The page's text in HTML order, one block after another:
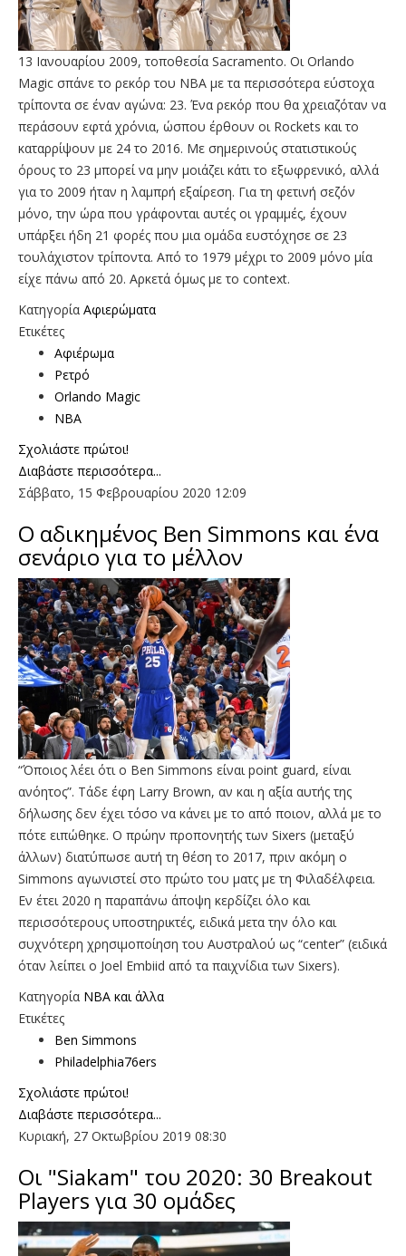
13 Ιανουαρίου 2009, τοποθεσία Sacramento. Οι Orlando
Magic σπάνε το ρεκόρ του ΝΒΑ με τα περισσότερα εύστοχα
τρίποντα σε έναν αγώνα: 23. Ένα ρεκόρ που θα χρειαζόταν να
περάσουν εφτά χρόνια, ώσπου έρθουν οι Rockets και το
καταρρίψουν με 24 το 2016. Με σημερινούς στατιστικούς
όρους το 23 μπορεί να μην μοιάζει κάτι το εξωφρενικό, αλλά
για το 2009 ήταν η λαμπρή εξαίρεση. Για τη φετινή σεζόν
μόνο, την ώρα που γράφονται αυτές οι γραμμές, έχουν
υπάρξει ήδη 21 φορές που μια ομάδα ευστόχησε σε 23
τουλάχιστον τρίποντα. Από το 1979 μέχρι το 2009 μόνο μία
είχε πάνω από 20. Αρκετά όμως με το context.
Κατηγορία Αφιερώματα
Ετικέτες
Αφιέρωμα
Ρετρό
Orlando Magic
NBA
Σχολιάστε πρώτοι!
Διαβάστε περισσότερα...
Σάββατο, 15 Φεβρουαρίου 2020 12:09
Ο αδικημένος Ben Simmons και ένα
σενάριο για το μέλλον
“Όποιος λέει ότι ο Ben Simmons είναι point guard, είναι
ανόητος”. Τάδε έφη Larry Brown, αν και η αξία αυτής της
δήλωσης δεν έχει τόσο να κάνει με το από ποιον, αλλά με το
πότε ειπώθηκε. Ο πρώην προπονητής των Sixers (μεταξύ
άλλων) διατύπωσε αυτή τη θέση το 2017, πριν ακόμη ο
Simmons αγωνιστεί στο πρώτο του ματς με τη Φιλαδέλφεια.
Εν έτει 2020 η παραπάνω άποψη κερδίζει όλο και
περισσότερους υποστηρικτές, ειδικά μετα την όλο και
συχνότερη χρησιμοποίηση του Αυστραλού ως “center” (ειδικά
όταν λείπει ο Joel Embiid από τα παιχνίδια των Sixers).
Κατηγορία NBA και άλλα
Ετικέτες
Ben Simmons
Philadelphia76ers
Σχολιάστε πρώτοι!
Διαβάστε περισσότερα...
Κυριακή, 27 Οκτωβρίου 2019 08:30
Οι "Siakam" του 2020: 30 Breakout
Players για 30 ομάδες